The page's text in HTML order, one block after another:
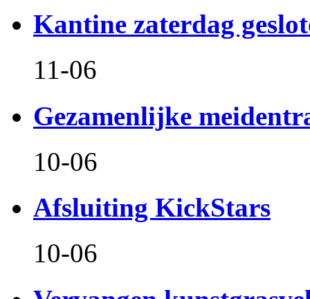
Kantine zaterdag
11-06
Gezamenlijke
10-06
Afsluiting KickStars
10-06